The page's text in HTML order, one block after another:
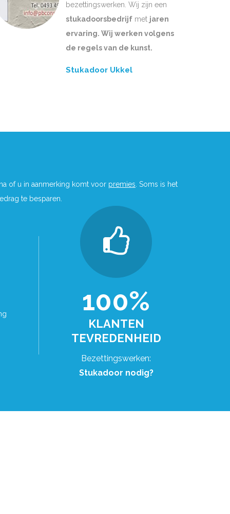
bezettingswerken. Wij zijn een
stukadoorsbedrijf met jaren
ervaring. Wij werken volgens
de regels van de kunst.
Stukadoor Ukkel
of u in aanmerking komt voor premies . Soms is het
te besparen.
100%
KLANTEN
TEVREDENHEID
Bezettingswerken:
Stukadoor nodig?